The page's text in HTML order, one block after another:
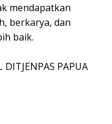
mendapatkan
berkarya, dan
baik.
PAPUA